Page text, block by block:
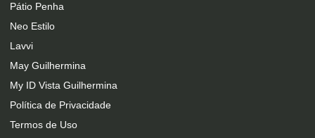
Pátio Penha
Neo Estilo
Lavvi
May Guilhermina
My ID Vista Guilhermina
Política de Privacidade
Termos de Uso